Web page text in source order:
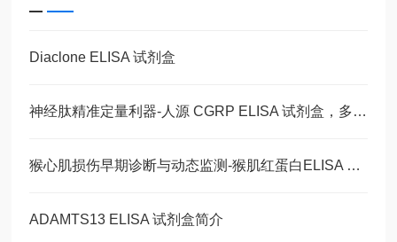
Diaclone ELISA 试剂盒
神经肽精准定量利器-人源 CGRP ELISA 试剂盒，多类型样本直接检测
猴心肌损伤早期诊断与动态监测-猴肌红蛋白ELISA 试剂盒
ADAMTS13 ELISA 试剂盒简介